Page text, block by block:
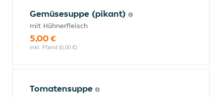
Gemüsesuppe (pikant)
mit Hühnerfleisch
5,00 €
inkl. Pfand (0,00 €)
Tomatensuppe